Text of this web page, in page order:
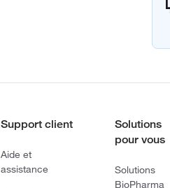
Support client
Aide et
assistance
Solutions
pour vous
Solutions
BioPharma